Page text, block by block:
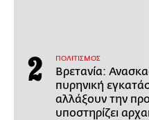
ΠΟΛΙΤΙΣΜΟΣ
Βρετανία:
πυρηνική
αλλάξουν την
υποστηρίζει